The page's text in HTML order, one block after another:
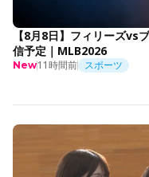
【8月8日】フィリーズvs
信予定｜MLB2026
New11時間前 スポーツ